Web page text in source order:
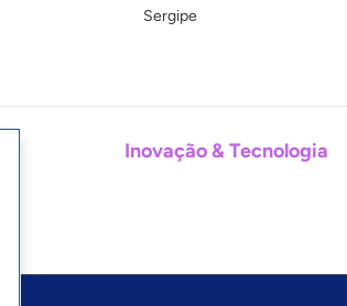
Sergipe
Inovação & Tecnologia